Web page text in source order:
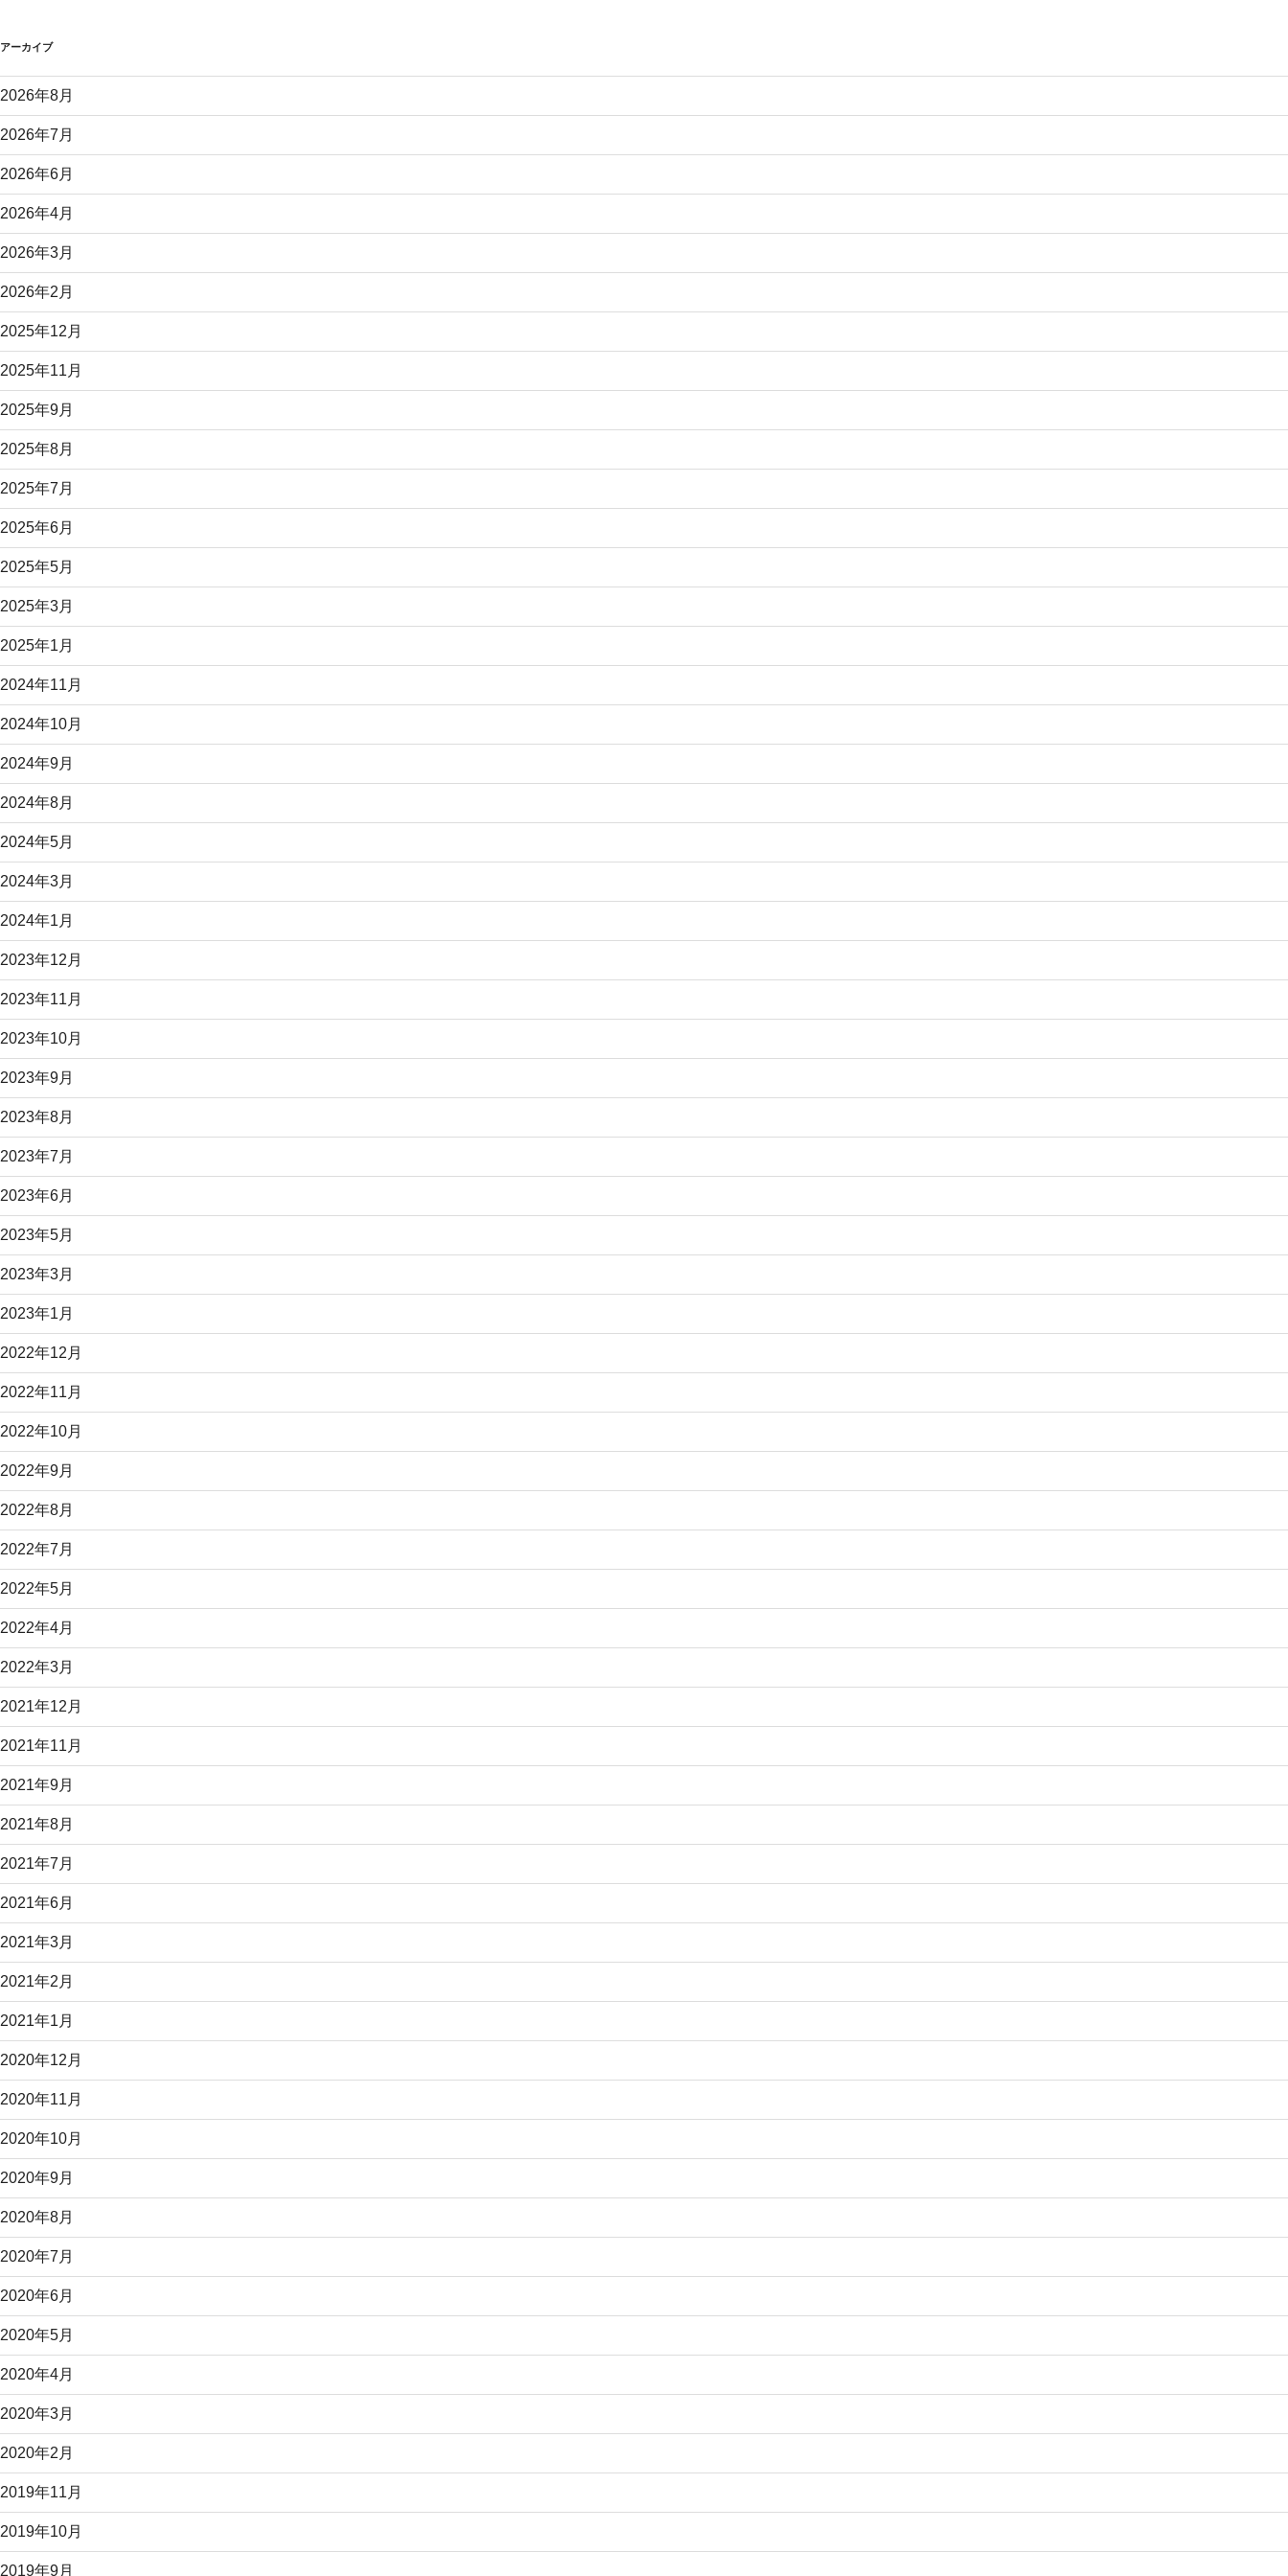
アーカイブ
2026年8月
2026年7月
2026年6月
2026年4月
2026年3月
2026年2月
2025年12月
2025年11月
2025年9月
2025年8月
2025年7月
2025年6月
2025年5月
2025年3月
2025年1月
2024年11月
2024年10月
2024年9月
2024年8月
2024年5月
2024年3月
2024年1月
2023年12月
2023年11月
2023年10月
2023年9月
2023年8月
2023年7月
2023年6月
2023年5月
2023年3月
2023年1月
2022年12月
2022年11月
2022年10月
2022年9月
2022年8月
2022年7月
2022年5月
2022年4月
2022年3月
2021年12月
2021年11月
2021年9月
2021年8月
2021年7月
2021年6月
2021年3月
2021年2月
2021年1月
2020年12月
2020年11月
2020年10月
2020年9月
2020年8月
2020年7月
2020年6月
2020年5月
2020年4月
2020年3月
2020年2月
2019年11月
2019年10月
2019年9月